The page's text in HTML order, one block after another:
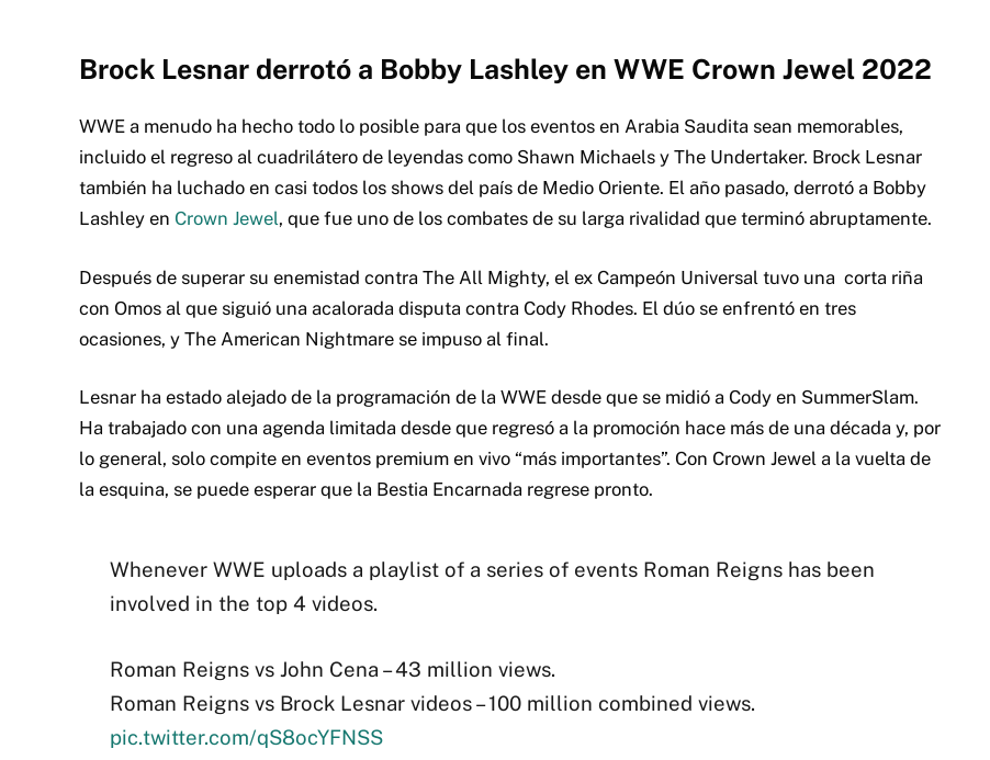
Brock Lesnar derrotó a Bobby Lashley en WWE Crown Jewel 2022
WWE a menudo ha hecho todo lo posible para que los eventos en Arabia Saudita sean memorables,
incluido el regreso al cuadrilátero de leyendas como Shawn Michaels y The Undertaker. Brock Lesnar
también ha luchado en casi todos los shows del país de Medio Oriente. El año pasado, derrotó a Bobby
Lashley en Crown Jewel, que fue uno de los combates de su larga rivalidad que terminó abruptamente.
Después de superar su enemistad contra The All Mighty, el ex Campeón Universal tuvo una corta riña
con Omos al que siguió una acalorada disputa contra Cody Rhodes. El dúo se enfrentó en tres
ocasiones, y The American Nightmare se impuso al final.
Lesnar ha estado alejado de la programación de la WWE desde que se midió a Cody en SummerSlam.
Ha trabajado con una agenda limitada desde que regresó a la promoción hace más de una década y, por
lo general, solo compite en eventos premium en vivo “más importantes”. Con Crown Jewel a la vuelta de
la esquina, se puede esperar que la Bestia Encarnada regrese pronto.
Whenever WWE uploads a playlist of a series of events Roman Reigns has been
involved in the top 4 videos.
Roman Reigns vs John Cena – 43 million views.
Roman Reigns vs Brock Lesnar videos – 100 million combined views.
pic.twitter.com/qS8ocYFNSS